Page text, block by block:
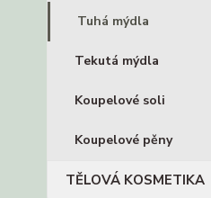
Tuhá mýdla
Tekutá mýdla
Koupelové soli
Koupelové pěny
TĚLOVÁ KOSMETIKA